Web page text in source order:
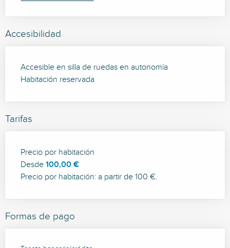
Accesibilidad
Accesible en silla de ruedas en autonomía
Habitación reservada
Tarifas
Tarifas 2026
Precio por habitación
Desde 100,00 €
Precio por habitación: a partir de 100 €.
Formas de pago